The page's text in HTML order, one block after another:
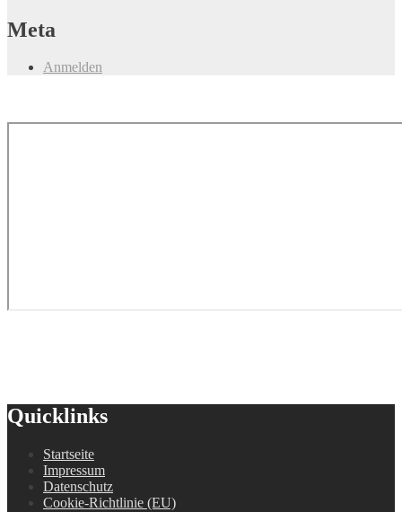
Meta
Anmelden
Quicklinks
Startseite
Impressum
Datenschutz
Cookie-Richtlinie (EU)